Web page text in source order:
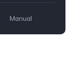
Manual